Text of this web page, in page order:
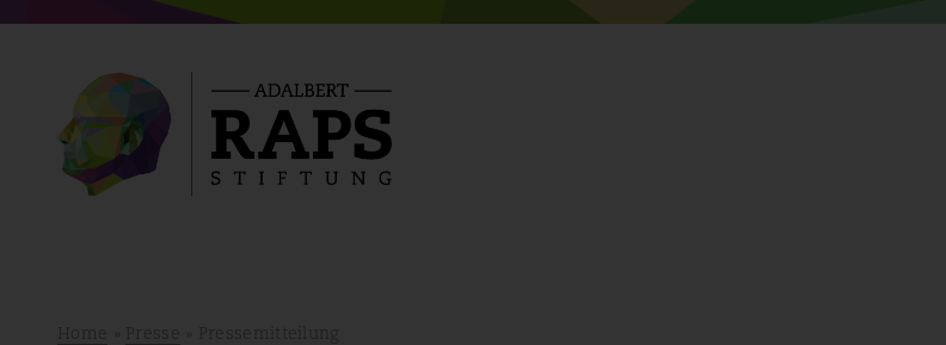
Home Presse » Pressemitteilung